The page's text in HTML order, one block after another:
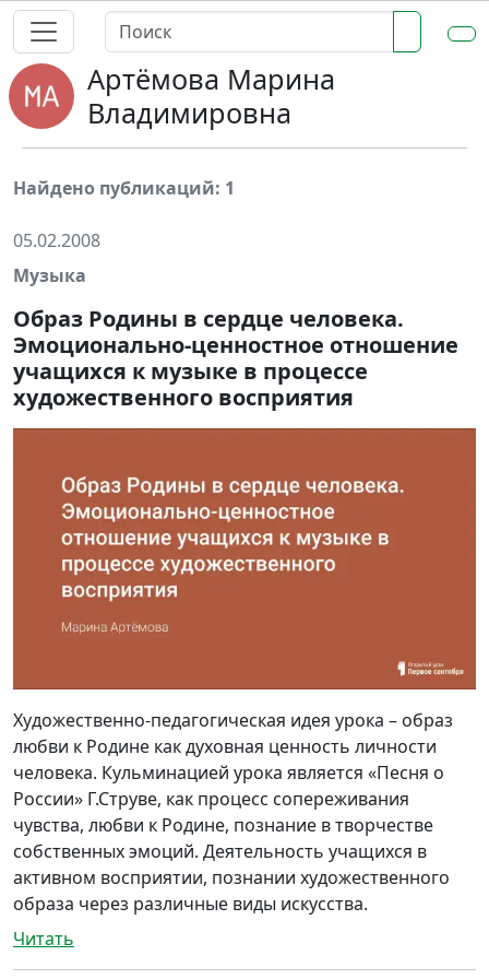
Артёмова Марина
Владимировна
Найдено публикаций: 1
05.02.2008
Музыка
Образ Родины в сердце человека.
Эмоционально-ценностное отношение
учащихся к музыке в процессе
художественного восприятия
Художественно-педагогическая идея урока – образ
любви к Родине как духовная ценность личности
человека. Кульминацией урока является «Песня о
России» Г.Струве, как процесс сопереживания
чувства, любви к Родине, познание в творчестве
собственных эмоций. Деятельность учащихся в
активном восприятии, познании художественного
образа через различные виды искусства.
Читать